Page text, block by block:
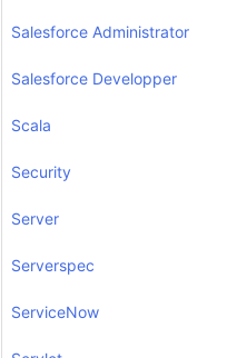
Salesforce Administrator
Salesforce Developper
Scala
Security
Server
Serverspec
ServiceNow